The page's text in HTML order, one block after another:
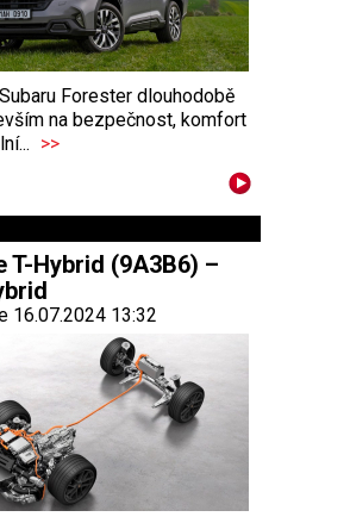
Forester dlouhodobě
na bezpečnost, komfort
>>
T-Hybrid (9A3B6) –
16.07.2024 13:32